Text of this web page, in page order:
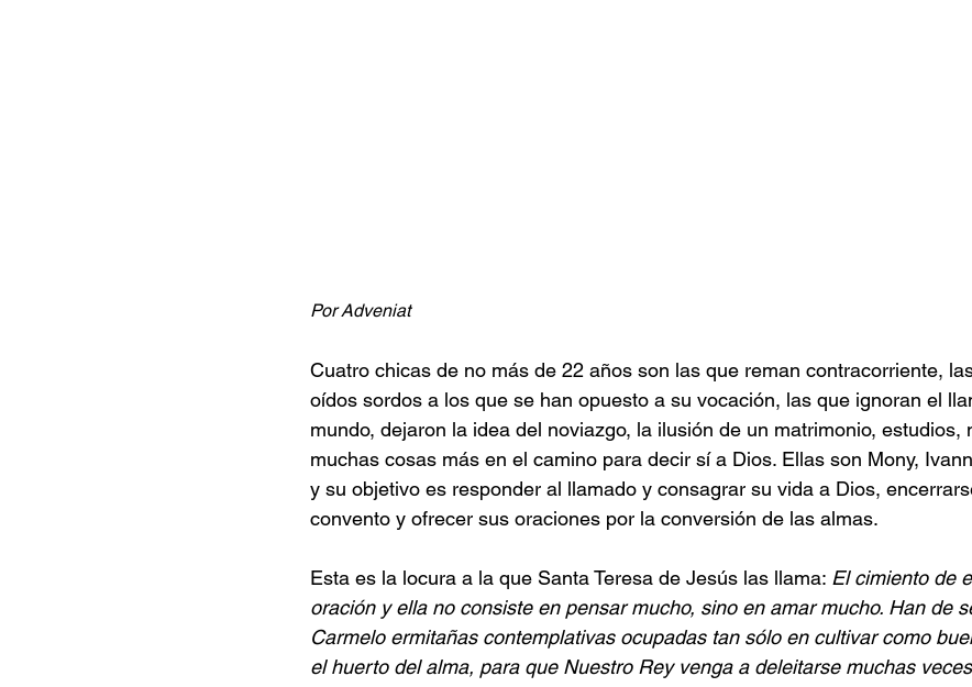
Por Adveniat
Cuatro chicas de no más de 22 años son las que reman contracorriente,
oídos sordos a los que se han opuesto a su vocación, las que ignoran el
mundo, dejaron la idea del noviazgo, la ilusión de un matrimonio, estudios,
muchas cosas más en el camino para decir sí a Dios. Ellas son Mony,
y su objetivo es responder al llamado y consagrar su vida a Dios,
convento y ofrecer sus oraciones por la conversión de las almas.
Esta es la locura a la que Santa Teresa de Jesús las llama: El cimiento de
oración y ella no consiste en pensar mucho, sino en amar mucho. Han de
Carmelo ermitañas contemplativas ocupadas tan sólo en cultivar como
el huerto del alma, para que Nuestro Rey venga a deleitarse muchas